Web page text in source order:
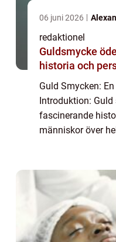
06 juni 2026
redaktionel
Guldsmycke ödeshög
historia och
Guld Smycken:
Introduktion:
fascinerande
människor över